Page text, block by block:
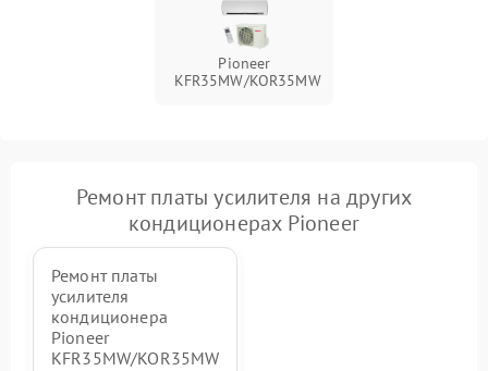
Pioneer
KFR35MW/KOR35MW
Ремонт платы усилителя на других
кондиционерах Pioneer
Ремонт платы
усилителя
кондиционера
Pioneer
KFR35MW/KOR35MW